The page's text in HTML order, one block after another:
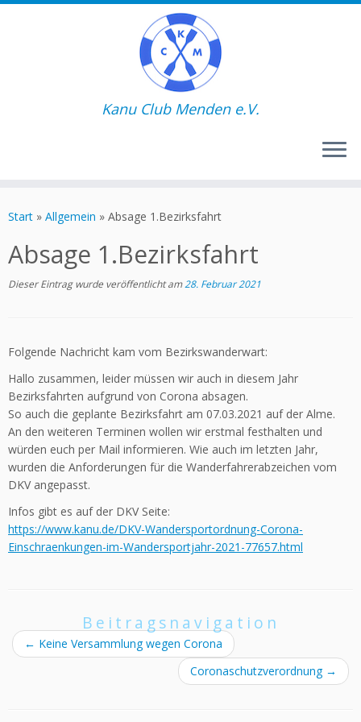
Inhalt
Kanu Club Menden e.V.
Start » Allgemein » Absage 1.Bezirksfahrt
Absage 1.Bezirksfahrt
Dieser Eintrag wurde veröffentlicht am28. Februar 2021
Folgende Nachricht kam vom Bezirkswanderwart:
Hallo zusammen, leider müssen wir auch in diesem Jahr
Bezirksfahrten aufgrund von Corona absagen.
So auch die geplante Bezirksfahrt am 07.03.2021 auf der Alme.
An den weiteren Terminen wollen wir erstmal festhalten und
würden euch per Mail informieren. Wie auch im letzten Jahr,
wurden die Anforderungen für die Wanderfahrerabzeichen vom
DKV angepasst.
Infos gibt es auf der DKV Seite:
https://www.kanu.de/DKV-Wandersportordnung-Corona-
Einschraenkungen-im-Wandersportjahr-2021-77657.html
Beitragsnavigation
← Keine Versammlung wegen Corona
Coronaschutzverordnung →